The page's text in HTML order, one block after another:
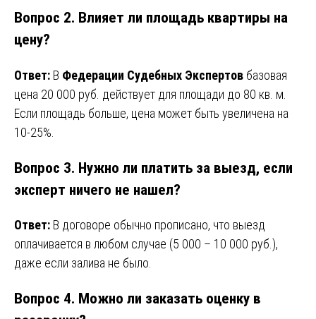
Вопрос 2. Влияет ли площадь квартиры на
цену?
Ответ: В Федерации Судебных Экспертов базовая
цена 20 000 руб. действует для площади до 80 кв. м.
Если площадь больше, цена может быть увеличена на
10-25%.
Вопрос 3. Нужно ли платить за выезд, если
эксперт ничего не нашел?
Ответ: В договоре обычно прописано, что выезд
оплачивается в любом случае (5 000 – 10 000 руб.),
даже если залива не было.
Вопрос 4. Можно ли заказать оценку в